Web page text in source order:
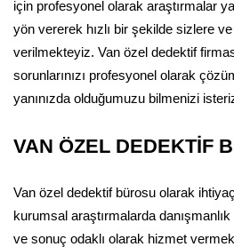
için profesyonel olarak araştırmalar
yön vererek hızlı bir şekilde sizlere ve
verilmekteyiz. Van özel dedektif
sorunlarınızı profesyonel olarak
yanınızda olduğumuzu bilmenizi
VAN ÖZEL DEDEKTİF
Van özel dedektif bürosu olarak
kurumsal araştırmalarda danışmanlık
ve sonuç odaklı olarak hizmet